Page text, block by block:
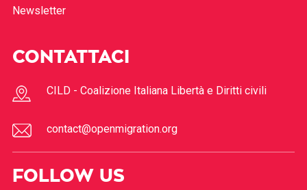
Newsletter
CONTATTACI
CILD - Coalizione Italiana Libertà e Diritti civili
contact@openmigration.org
FOLLOW US